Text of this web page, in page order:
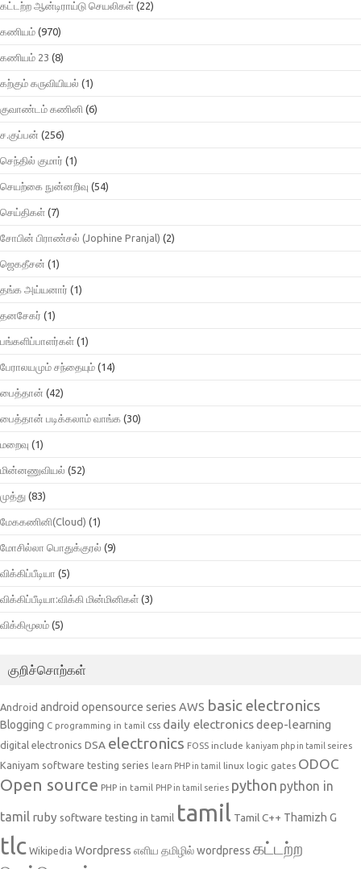
கட்டற்ற ஆன்டிராய்டு செயலிகள் (22)
கணியம் (970)
கணியம் 23 (8)
கற்கும் கருவியியல் (1)
குவாண்டம் கணினி (6)
ச.குப்பன் (256)
செந்தில் குமார் (1)
செயற்கை நுன்னறிவு (54)
செய்திகள் (7)
சோபின் பிராண்சல் (Jophine Pranjal) (2)
ஜெகதீசன் (1)
தங்க அய்யனார் (1)
தனசேகர் (1)
பங்களிப்பாளர்கள் (1)
பேராலயமும் சந்தையும் (14)
பைத்தான் (42)
பைத்தான் படிக்கலாம் வாங்க (30)
மறைவு (1)
மின்னணுவியல் (52)
முத்து (83)
மேககணினி(Cloud) (1)
மோசில்லா பொதுக்குரல் (9)
விக்கிப்பீடியா (5)
விக்கிப்பீடியா:விக்கி மின்மினிகள் (3)
விக்கிமூலம் (5)
குறிச்சொற்கள்
Android android opensource series AWS basic electronics
Blogging C programming in tamil css daily electronicsdeep-learning
digital electronics DSA electronics FOSS include kaniyam php in tamil seires
Kaniyam software testing series learn PHP in tamil linux logic gates ODOC
Open source PHP in tamil PHP in tamil series python python in
tamil ruby software testing in tamil tamil Tamil C++ Thamizh G
tlc Wikipedia Wordpress எளிய தமிழில் wordpress கட்டற்ற